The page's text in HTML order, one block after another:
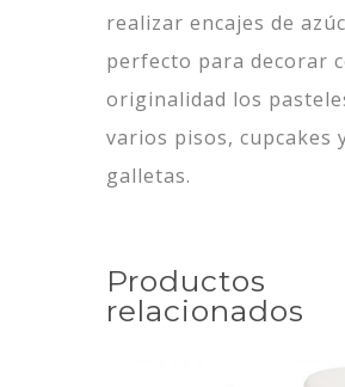
realizar encajes de
perfecto para decorar
originalidad los
varios pisos, cupcakes
galletas.
Productos
relacionados